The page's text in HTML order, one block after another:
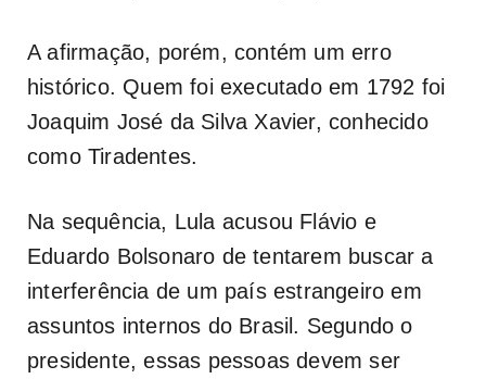
A afirmação, porém, contém um erro
histórico. Quem foi executado em 1792 foi
Joaquim José da Silva Xavier, conhecido
como Tiradentes.
Na sequência, Lula acusou Flávio e
Eduardo Bolsonaro de tentarem buscar a
interferência de um país estrangeiro em
assuntos internos do Brasil. Segundo o
presidente, essas pessoas devem ser